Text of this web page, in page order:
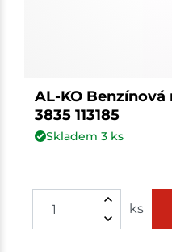
AL-KO
3835 113185
Skladem 3ks
ks